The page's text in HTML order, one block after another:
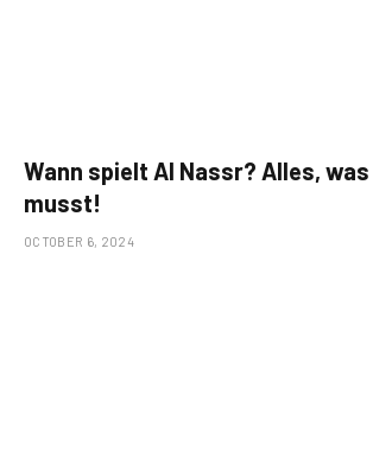
Wann spielt Al Nassr? Alles,
musst!
OCTOBER 6, 2024